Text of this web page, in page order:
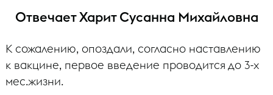
Отвечает Харит Сусанна Михайловна
К сожалению, опоздали, согласно наставлению
к вакцине, первое введение проводится до 3-х
мес.жизни.